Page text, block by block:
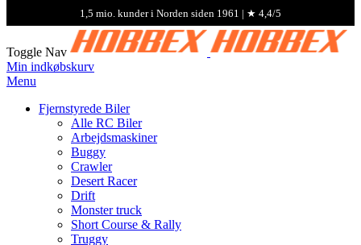
1,5 mio. kunder i Norden siden 1961 | ★ 4,4/5
Toggle Nav
Min indkøbskurv
Menu
Fjernstyrede Biler
Alle RC Biler
Arbejdsmaskiner
Buggy
Crawler
Desert Racer
Drift
Monster truck
Short Course & Rally
Truggy